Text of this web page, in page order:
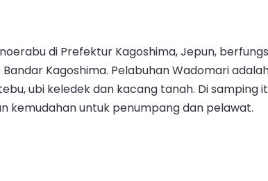
di Prefektur Kagoshima, Jepun,
Kagoshima. Pelabuhan Wadomari
ubi keledek dan kacang tanah. Di samping
kemudahan untuk penumpang dan pelawat.